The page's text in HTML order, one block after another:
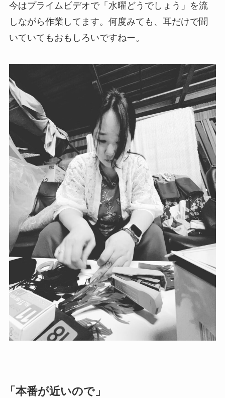
今はプライムビデオで「水曜どうでしょう」を流
しながら作業してます。何度みても、耳だけで聞
いていてもおもしろいですねー。
「本番が近いので」